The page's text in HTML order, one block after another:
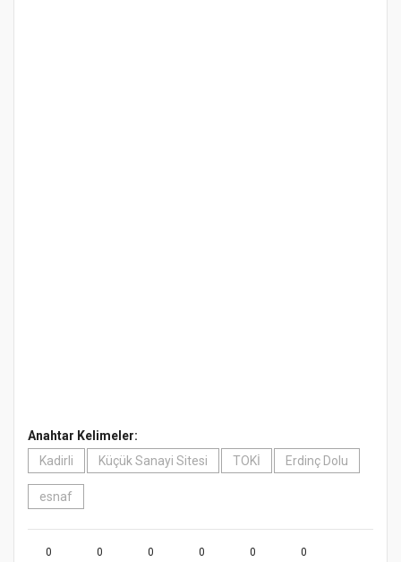
Anahtar Kelimeler:
Kadirli
Küçük Sanayi Sitesi TOKİ Erdinç Dolu
esnaf
0 0 0 0 0 0